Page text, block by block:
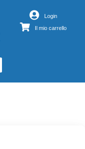
Login
Il mio carrello